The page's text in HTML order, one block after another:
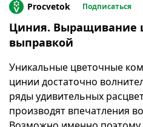
Конечно, всегда выручит
исполнят любой каприз за
сказать, не совсем
Но зачем тогда дача?
магазинному, можно
на дачном участке.
Procvetok Подписаться
Циния. Выращивание
выправкой
Уникальные цветочные
цинии достаточно
ряды удивительных
производят впечатления